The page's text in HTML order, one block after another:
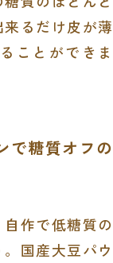
るだけ皮が薄
ことができま
で糖質オフの
作で低糖質の
国産大豆パウ